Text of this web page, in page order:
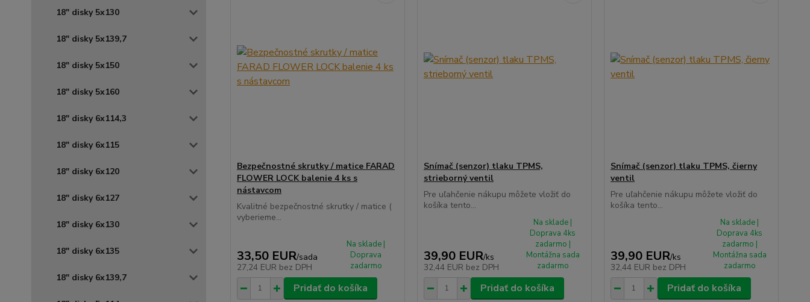
18" disky 5x130
18" disky 5x139,7
18" disky 5x150
18" disky 5x160
18" disky 6x114,3
18" disky 6x115
18" disky 6x120
18" disky 6x127
18" disky 6x130
18" disky 6x135
18" disky 6x139,7
Bezpečnostné skrutky / matice FARAD
FLOWER LOCK balenie 4 ks s
nástavcom
Kvalitné bezpečnostné skrutky / matice (
vyberieme...
33,50 EUR/sada
27,24 EUR bez DPH
Na sklade |
Doprava
zadarmo
Pridať do košíka
Snímač (senzor) tlaku TPMS,
strieborný ventil
Pre uľahčenie nákupu môžete vložiť do
košíka tento...
39,90 EUR/ks
32,44 EUR bez DPH
Na sklade |
Doprava 4ks
zadarmo |
Montážna sada
zadarmo
Pridať do košíka
Snímač (senzor) tlaku TPMS, čierny
ventil
Pre uľahčenie nákupu môžete vložiť do
košíka tento...
39,90 EUR/ks
32,44 EUR bez DPH
Na sklade |
Doprava 4ks
zadarmo |
Montážna sada
zadarmo
Pridať do košíka